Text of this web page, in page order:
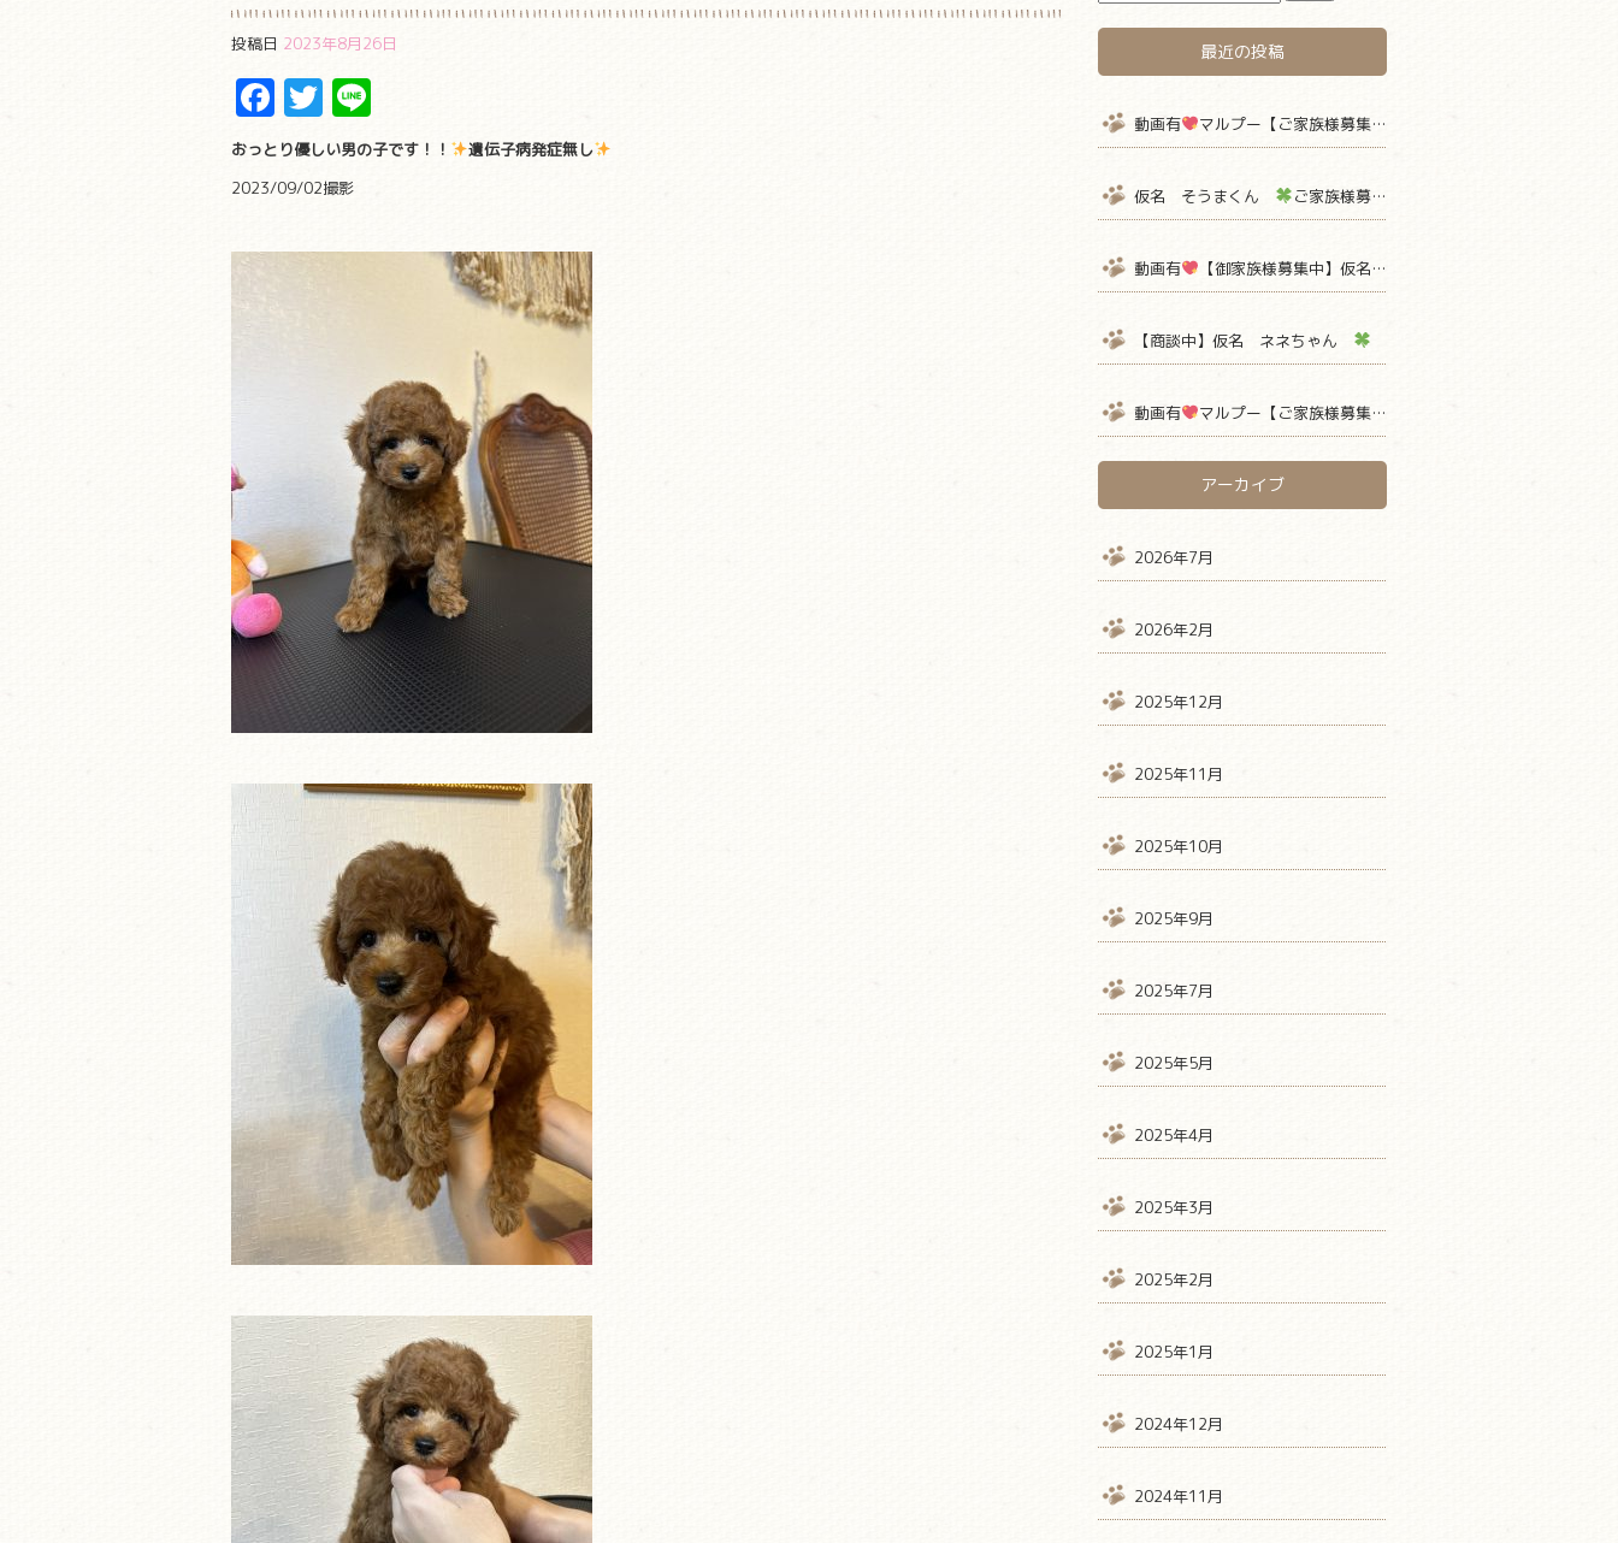
投稿日 2023年8月26日
Facebook
Twitter
おっとり優しい男の子です！！
遺伝子病発症無し
2023/09/02撮影
最近の投稿
動画有 マルプー【ご家族様募集中】 仮名キャラメル君
仮名 そうまくん ご家族様募集中
動画有 【御家族様募集中】仮名ミミちゃん
【商談中】仮名 ネネちゃん
動画有 マルプー【ご家族様募集中】 仮名ミルクボーロ君
アーカイブ
2026年7月
2026年2月
2025年12月
2025年11月
2025年10月
2025年9月
2025年7月
2025年5月
2025年4月
2025年3月
2025年2月
2025年1月
2024年12月
2024年11月